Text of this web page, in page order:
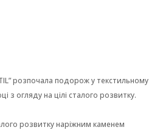
розпочала подорож у текстильному
з огляду на цілі сталого розвитку.
розвитку наріжним каменем